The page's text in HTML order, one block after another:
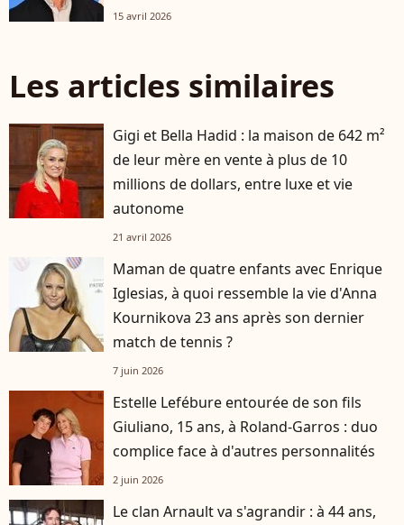
15 avril 2026
Les articles similaires
Gigi et Bella Hadid : la maison de 642 m²
de leur mère en vente à plus de 10
millions de dollars, entre luxe et vie
autonome
21 avril 2026
Maman de quatre enfants avec Enrique
Iglesias, à quoi ressemble la vie d'Anna
Kournikova 23 ans après son dernier
match de tennis ?
7 juin 2026
Estelle Lefébure entourée de son fils
Giuliano, 15 ans, à Roland-Garros : duo
complice face à d'autres personnalités
2 juin 2026
Le clan Arnault va s'agrandir : à 44 ans,